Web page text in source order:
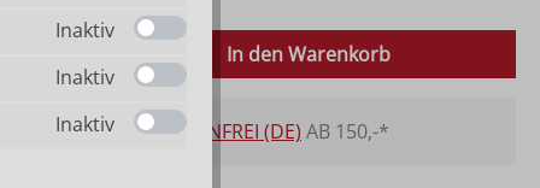
Anzahl: Gib den gewünschten Wert
In den Warenkorb
VERSANDKOSTENFREI (DE) AB 150,-*
Inaktiv
Inaktiv
Inaktiv